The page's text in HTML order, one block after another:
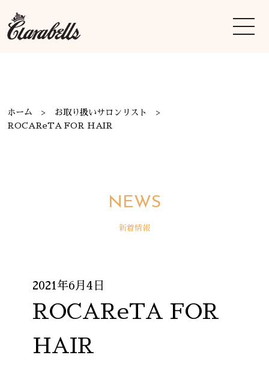
ホーム
お取り扱いサロンリスト
ROCAReTA FOR HAIR
NEWS
新着情報
2021年6月4日
ROCAReTA FOR
HAIR